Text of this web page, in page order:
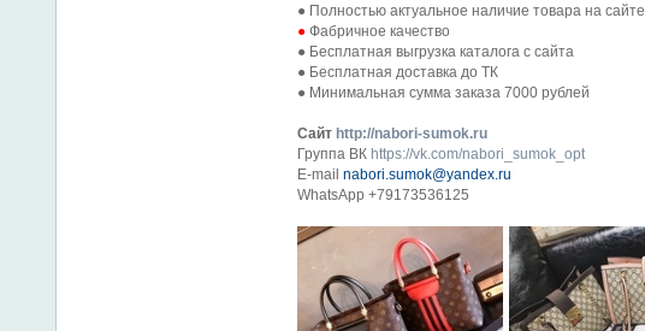
● Полностью актуальное наличие товара на сайте
●Фабричное качество
● Бесплатная выгрузка каталога с сайта
● Бесплатная доставка до ТК
● Минимальная сумма заказа 7000 рублей
Сайт http://nabori-sumok.ru
Группа ВК https://vk.com/nabori_sumok_opt
E-mail nabori.sumok@yandex.ru
WhatsApp +79173536125